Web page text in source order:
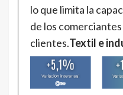
lo que limita la
de los
clientes.Textil e